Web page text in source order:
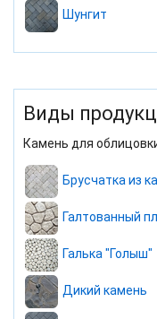
Шунгит
Виды
Камень для
Брусчатка из
Галтованный
Галька "Голыш"
Дикий камень